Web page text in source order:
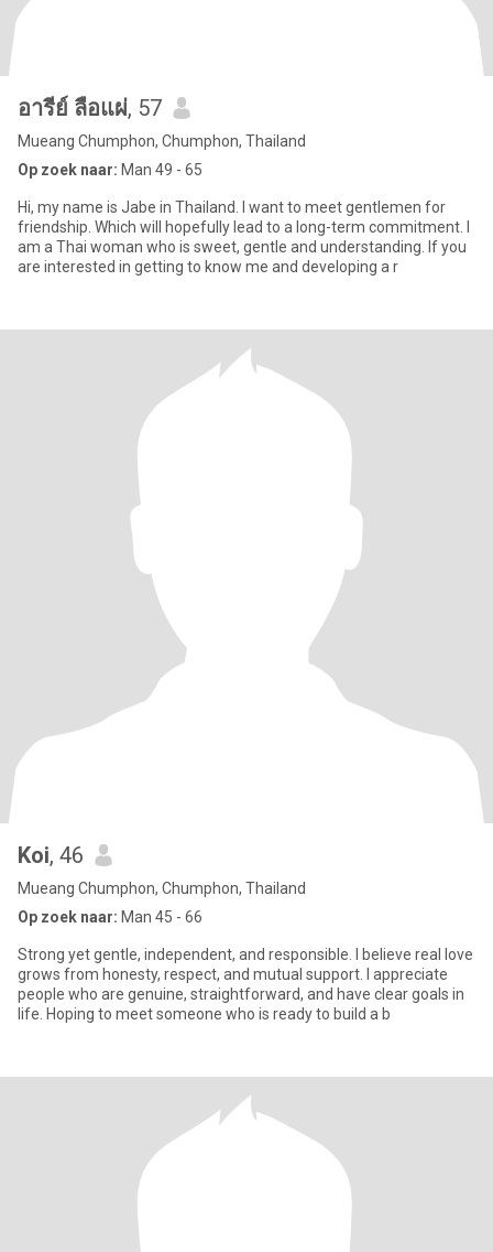
อารีย์ ลือแผ่, 57
Mueang Chumphon, Chumphon, Thailand
Op zoek naar: Man 49 - 65
Hi, my name is Jabe in Thailand. I want to meet gentlemen for
friendship. Which will hopefully lead to a long-term commitment. I
am a Thai woman who is sweet, gentle and understanding. If you
are interested in getting to know me and developing a r
Koi, 46
Mueang Chumphon, Chumphon, Thailand
Op zoek naar: Man 45 - 66
Strong yet gentle, independent, and responsible. I believe real love
grows from honesty, respect, and mutual support. I appreciate
people who are genuine, straightforward, and have clear goals in
life. Hoping to meet someone who is ready to build a b